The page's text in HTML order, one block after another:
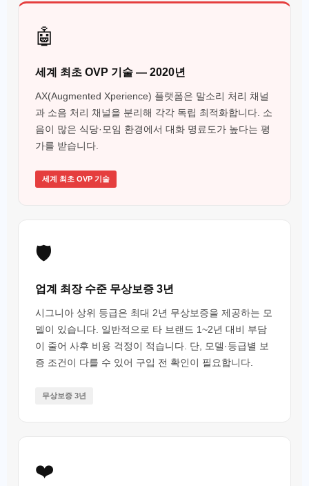
🤖
세계 최초 OVP 기술 — 2020년
AX(Augmented Xperience) 플랫폼은 말소리 처리 채널
과 소음 처리 채널을 분리해 각각 독립 최적화합니다. 소
음이 많은 식당·모임 환경에서 대화 명료도가 높다는 평
가를 받습니다.
세계 최초 OVP 기술
🛡️
업계 최장 수준 무상보증 3년
시그니아 상위 등급은 최대 2년 무상보증을 제공하는 모
델이 있습니다. 일반적으로 타 브랜드 1~2년 대비 부담
이 줄어 사후 비용 걱정이 적습니다. 단, 모델·등급별 보
증 조건이 다를 수 있어 구입 전 확인이 필요합니다.
무상보증 3년
❤️